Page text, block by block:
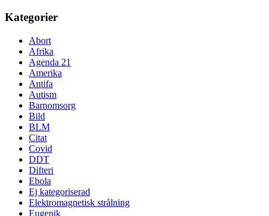
Kategorier
Abort
Afrika
Agenda 21
Amerika
Antifa
Autism
Barnomsorg
Bild
BLM
Citat
Covid
DDT
Difteri
Ebola
Ej kategoriserad
Elektromagnetisk strålning
Eugenik